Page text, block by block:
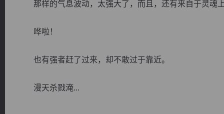
那样的气息波动，太强大了，而且，还有来自于灵魂
哗啦！
也有强者赶了过来，却不敢过于靠近。
漫天杀戮淹...